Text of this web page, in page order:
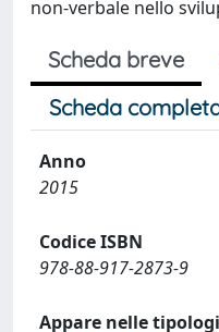
non-verbale nello
Scheda breve
Scheda
Anno
2015
Codice ISBN
978-88-917-2873-9
Appare nelle